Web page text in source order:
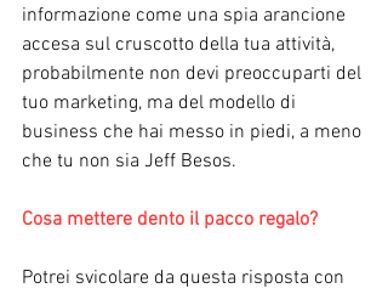
informazione come una spia arancione
accesa sul cruscotto della tua attività,
probabilmente non devi preoccuparti del
tuo marketing, ma del modello di
business che hai messo in piedi, a meno
che tu non sia Jeff Besos.
Cosa mettere dento il pacco regalo?
Potrei svicolare da questa risposta con